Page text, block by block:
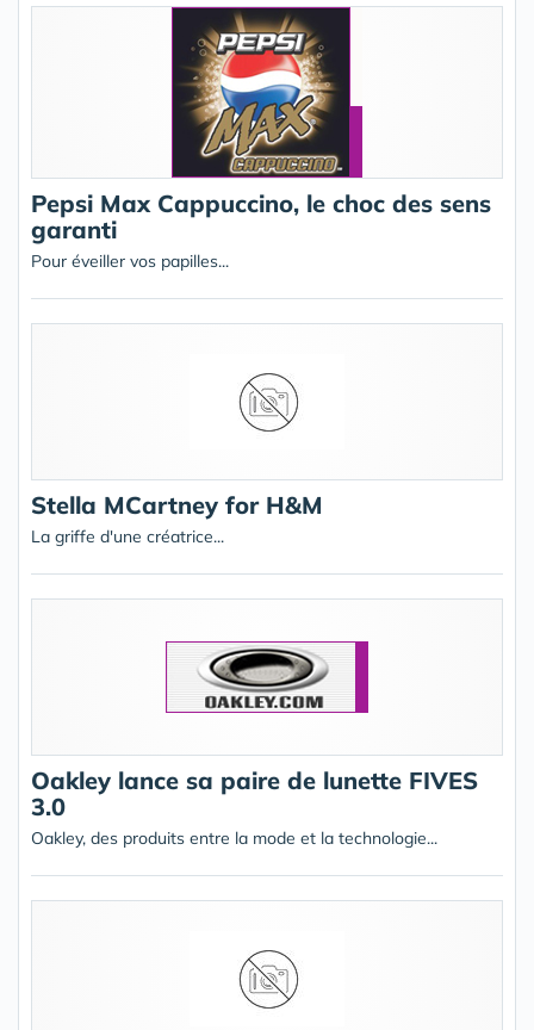
Pepsi Max Cappuccino, le choc des sens
garanti
Pour éveiller vos papilles...
Stella MCartney for H&M
La griffe d'une créatrice...
Oakley lance sa paire de lunette FIVES
3.0
Oakley, des produits entre la mode et la technologie...